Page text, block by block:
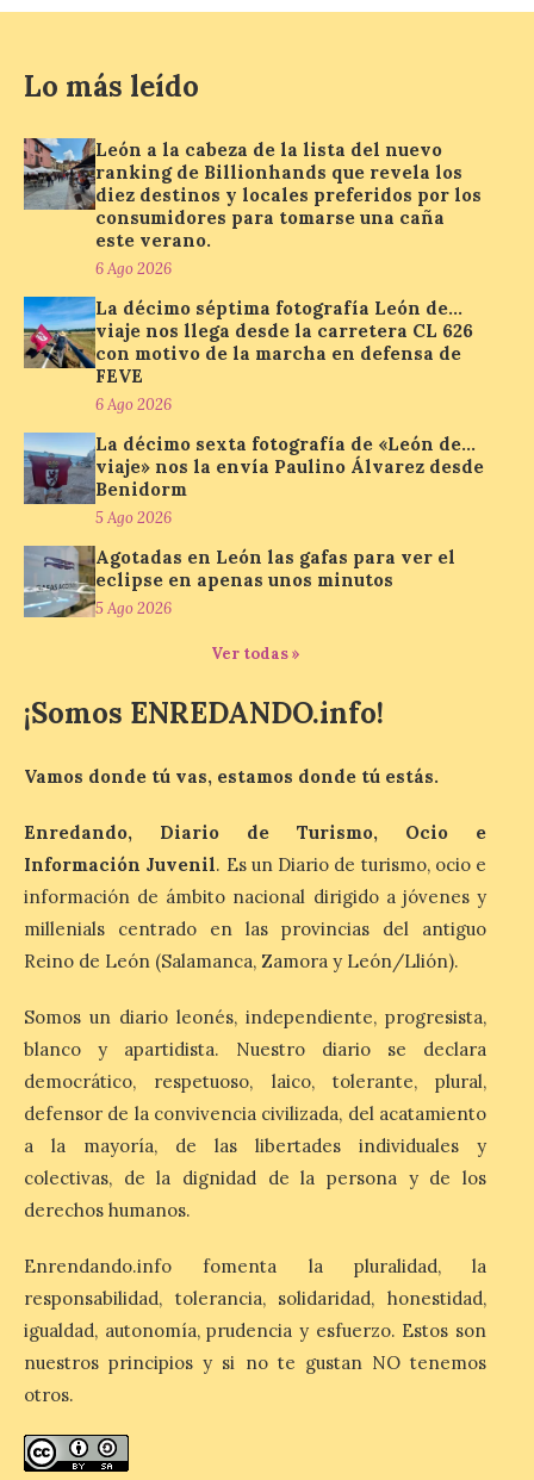
euros al programa JOVEL
contratación temporal de 300 jóvenes
desempleados inscritos en el Sistema
Nacional de […]
En la Comarca de Liébana
tienes 6 rincones únicos
para ver el Eclipse de Sol
6 Ago 2026
Miradores naturales,
pueblos con alma y
paisajes de leyenda
convierten la Comarca de
Liébana en uno de los
destinos más bonitos para disfrutar de
este fenómeno astronómico único. Un
eclipse total de sol será visible en la
Península Ibérica durante […]
León a la cabeza de la lista
del nuevo ranking de
los diez destinos y locales
consumidores para
tomarse una caña este
verano.
6 Ago 2026
Billionhands revela los
diez destinos y locales
preferidos por los
tomarse una caña este verano, con León y
Madrid a la cabeza de la lista. Salamanca
ocupa el noveno lugar. Los españoles
priorizan las […]
Bañeza presenta el
Festival One More Time,
una cita con la música de
los 80 y 90 para el 16 de
agosto en la Plaza Mayor.
6 Ago 2026
Lo más leído
León a la cabeza de la lista del nuevo
ranking de Billionhands que revela los
diez destinos y locales preferidos por los
consumidores para tomarse una caña
este verano.
6 Ago 2026
La décimo séptima fotografía León de…
viaje nos llega desde la carretera CL 626
con motivo de la marcha en defensa de
FEVE
6 Ago 2026
La décimo sexta fotografía de «León de…
viaje» nos la envía Paulino Álvarez desde
Benidorm
5 Ago 2026
Agotadas en León las gafas para ver el
eclipse en apenas unos minutos
5 Ago 2026
Ver todas »
¡Somos ENREDANDO.info!
Vamos donde tú vas, estamos donde tú estás.
Enredando, Diario de Turismo, Ocio e
Información Juvenil. Es un Diario de turismo, ocio e
información de ámbito nacional dirigido a jóvenes y
millenials centrado en las provincias del antiguo
Reino de León (Salamanca, Zamora y León/Llión).
Somos un diario leonés, independiente, progresista,
blanco y apartidista. Nuestro diario se declara
democrático, respetuoso, laico, tolerante, plural,
defensor de la convivencia civilizada, del acatamiento
a la mayoría, de las libertades individuales y
colectivas, de la dignidad de la persona y de los
derechos humanos.
Enrendando.info fomenta la pluralidad, la
responsabilidad, tolerancia, solidaridad, honestidad,
igualdad, autonomía, prudencia y esfuerzo. Estos son
nuestros principios y si no te gustan NO tenemos
otros.